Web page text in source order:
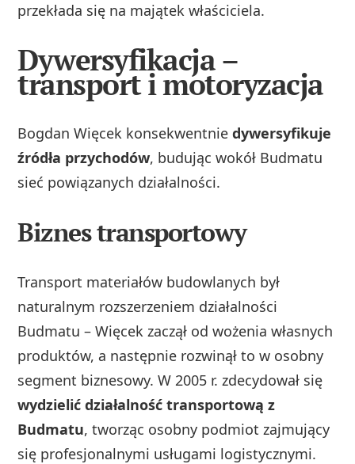
przekłada się na majątek właściciela.
Dywersyfikacja –
transport i motoryzacja
Bogdan Więcek konsekwentniedywersyfikuje
źródła przychodów, budując wokół Budmatu
sieć powiązanych działalności.
Biznes transportowy
Transport materiałów budowlanych był
naturalnym rozszerzeniem działalności
Budmatu – Więcek zaczął od wożenia własnych
produktów, a następnie rozwinął to w osobny
segment biznesowy. W 2005 r. zdecydował się
wydzielić działalność transportową z
Budmatu, tworząc osobny podmiot zajmujący
się profesjonalnymi usługami logistycznymi.